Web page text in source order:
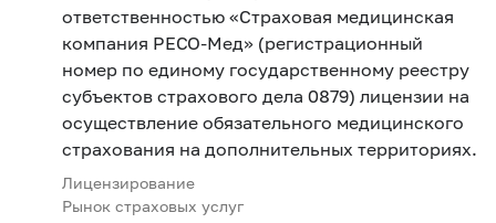
ответственностью «Страховая медицинская
компания РЕСО-Мед» (регистрационный
номер по единому государственному реестру
субъектов страхового дела 0879) лицензии на
осуществление обязательного медицинского
страхования на дополнительных территориях.
Лицензирование
Рынок страховых услуг